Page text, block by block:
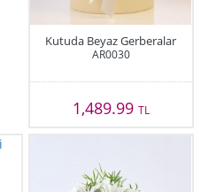
Kutuda Beyaz Gerberalar
AR0030
1,489.99 TL